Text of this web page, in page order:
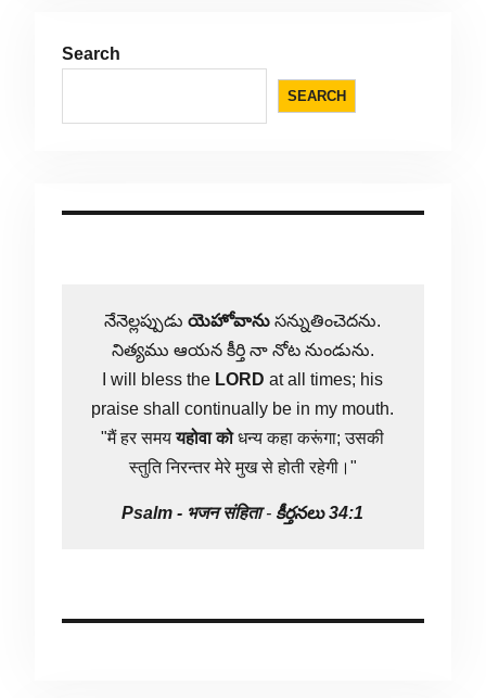
Search
SEARCH
నేనెల్లప్పుడుయెహోవాను సన్నుతించెదను.
నిత్యము ఆయన కీర్తి నా నోట నుండును.
I will bless the LORD at all times; his
praise shall continually be in my mouth.
"मैं हर समययहोवा कोधन्य कहा करूंगा; उसकी
स्तुति निरन्तर मेरे मुख से होती रहेगी।"
Psalm - भजन संहिता- కీర్తనలు 34:1